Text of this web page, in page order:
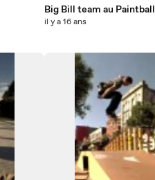
Big Bill team au Paintball
il y a 16 ans